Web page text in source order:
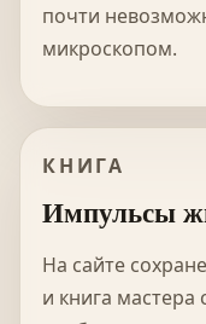
почти
микроскопом.
КНИГА
Импульсы
На сайте
и книга мастера